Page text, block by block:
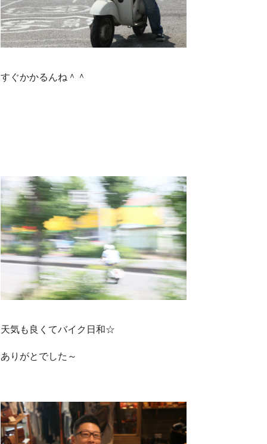
すぐかかるんね＾＾
天気も良くてバイク日和☆
ありがとでした～